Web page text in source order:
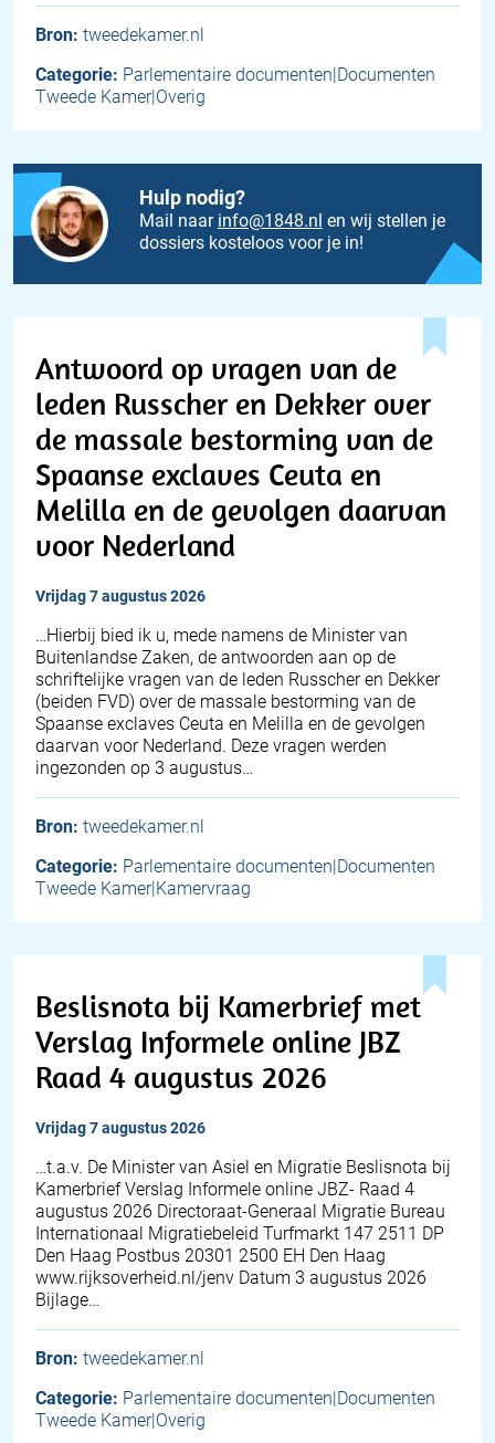
Bron: tweedekamer.nl
Categorie: Parlementaire documenten|Documenten
Tweede Kamer|Overig
Hulp nodig?
Mail naar info@1848.nl en wij stellen je
dossiers kosteloos voor je in!
Antwoord op vragen van de
leden Russcher en Dekker over
de massale bestorming van de
Spaanse exclaves Ceuta en
Melilla en de gevolgen daarvan
voor Nederland
vrijdag 7 augustus 2026
… Hierbij bied ik u, mede namens de Minister van
Buitenlandse Zaken, de antwoorden aan op de
schriftelijke vragen van de leden Russcher en Dekker
(beiden FVD) over de massale bestorming van de
Spaanse exclaves Ceuta en Melilla en de gevolgen
daarvan voor Nederland. Deze vragen werden
ingezonden op 3 augustus…
Bron: tweedekamer.nl
Categorie: Parlementaire documenten|Documenten
Tweede Kamer|Kamervraag
Beslisnota bij Kamerbrief met
Verslag Informele online JBZ
Raad 4 augustus 2026
vrijdag 7 augustus 2026
…t.a.v. De Minister van Asiel en Migratie Beslisnota bij
Kamerbrief Verslag Informele online JBZ- Raad 4
augustus 2026 Directoraat-Generaal Migratie Bureau
Internationaal Migratiebeleid Turfmarkt 147 2511 DP
Den Haag Postbus 20301 2500 EH Den Haag
www.rijksoverheid.nl/jenv Datum 3 augustus 2026
Bijlage…
Bron: tweedekamer.nl
Categorie: Parlementaire documenten|Documenten
Tweede Kamer|Overig